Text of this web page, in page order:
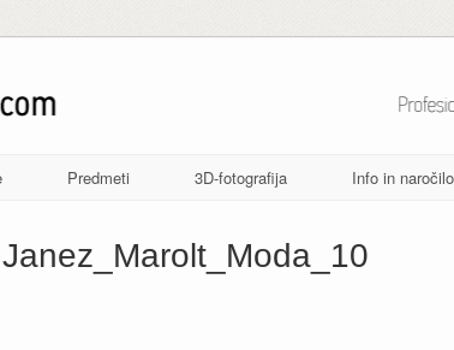
Predmeti 3D-fotografija Info in naročilo
Janez_Marolt_Moda_10